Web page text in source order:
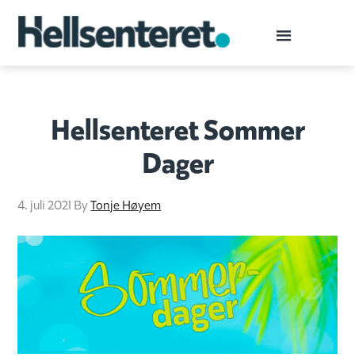
Hellsenteret Sommer
Dager
4. juli 2021 ByTonje Høyem